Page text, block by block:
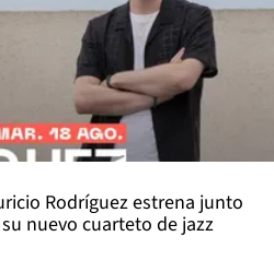
Rodríguez estrena junto
nuevo cuarteto de jazz